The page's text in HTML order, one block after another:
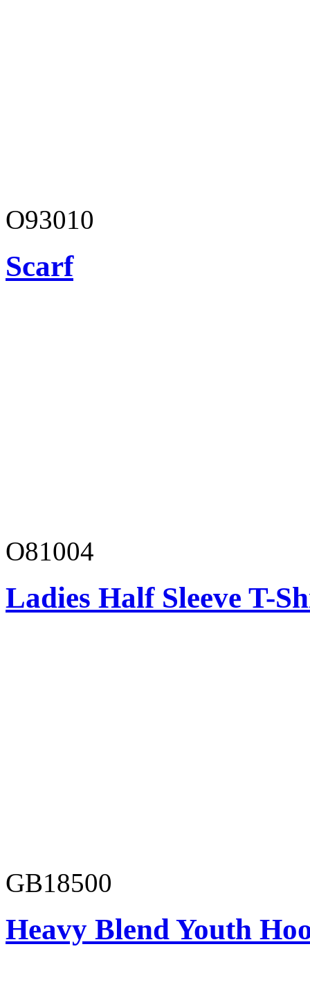
O93010
Scarf
O81004
Ladies Half Sleeve T-
GB18500
Heavy Blend Youth